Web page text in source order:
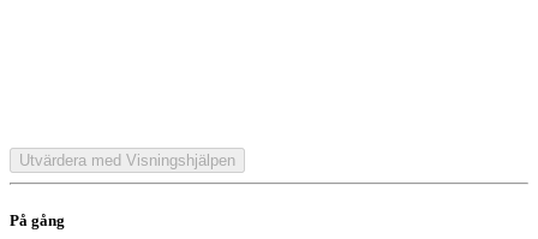
Utvärdera med Visningshjälpen
På gång